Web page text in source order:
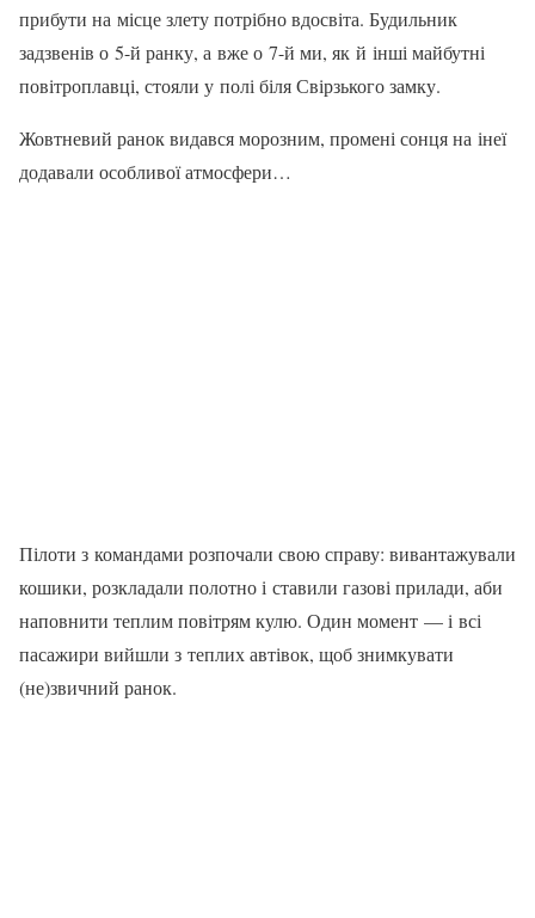
прибути на місце злету потрібно вдосвіта. Будильник
задзвенів о 5-й ранку, а вже о 7-й ми, як й інші майбутні
повітроплавці, стояли у полі біля Свірзького замку.
Жовтневий ранок ви­дався морозним, про­мені сонця на інеї
дода­вали особливої атмосфери…
Пілоти з командами розпоча­ли свою справу: вивантажували
кошики, розкладали полотно і ставили газові прилади, аби
на­повнити теплим повітрям кулю. Один момент — і всі
пасажири вийшли з теплих автівок, щоб знимкувати
(не)звичний ранок.